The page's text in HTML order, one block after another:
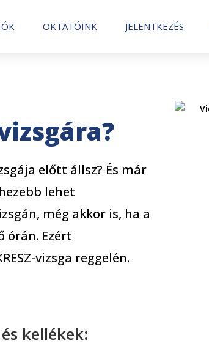
OKTATÓINK JELENTKEZÉS
előtt állsz? És már
lehet
még akkor is, ha a
Ezért
vizsga reggelén.
kellékek: